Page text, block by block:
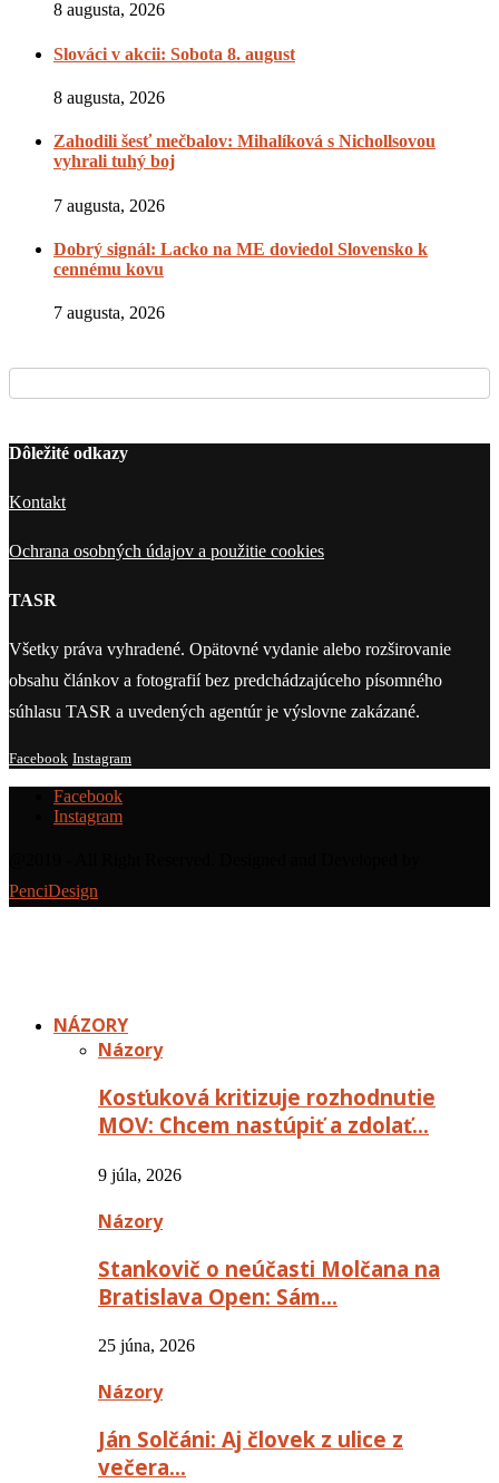
8 augusta, 2026
Slováci v akcii: Sobota 8. august
8 augusta, 2026
Zahodili šesť mečbalov: Mihalíková s Nichollsovou
vyhrali tuhý boj
7 augusta, 2026
Dobrý signál: Lacko na ME doviedol Slovensko k
cennému kovu
7 augusta, 2026
Dôležité odkazy
Kontakt
Ochrana osobných údajov a použitie cookies
TASR
Všetky práva vyhradené. Opätovné vydanie alebo rozširovanie
obsahu článkov a fotografií bez predchádzajúceho písomného
súhlasu TASR a uvedených agentúr je výslovne zakázané.
Facebook Instagram
Facebook
Instagram
PenciDesign
NÁZORY
Názory
Kosťuková kritizuje rozhodnutie
MOV: Chcem nastúpiť a zdolať…
9 júla, 2026
Názory
Stankovič o neúčasti Molčana na
Bratislava Open: Sám…
25 júna, 2026
Názory
Ján Solčáni: Aj človek z ulice z
večera…